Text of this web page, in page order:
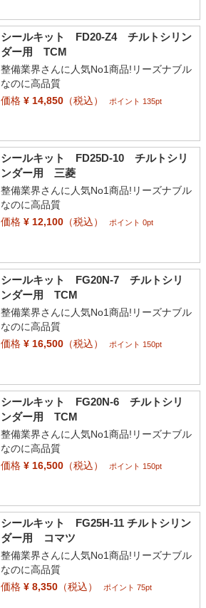
シールキット FD20-Z4 チルトシリン
ダー用 TCM
整備業界さんに人気No1商品!リーズナブル
なのに高品質
価格¥ 14,850（税込） ポイント 135pt
シールキット FD25D-10 チルトシリ
ンダー用 三菱
整備業界さんに人気No1商品!リーズナブル
なのに高品質
価格¥ 12,100（税込） ポイント 0pt
シールキット FG20N-7 チルトシリ
ンダー用 TCM
整備業界さんに人気No1商品!リーズナブル
なのに高品質
価格¥ 16,500（税込） ポイント 150pt
シールキット FG20N-6 チルトシリ
ンダー用 TCM
整備業界さんに人気No1商品!リーズナブル
なのに高品質
価格¥ 16,500（税込） ポイント 150pt
シールキット FG25H-11 チルトシリン
ダー用 コマツ
整備業界さんに人気No1商品!リーズナブル
なのに高品質
価格¥ 8,350（税込） ポイント 75pt